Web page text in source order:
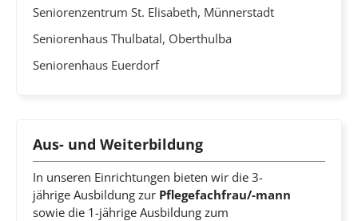
Seniorenzentrum St. Elisabeth, Münnerstadt
Seniorenhaus Thulbatal, Oberthulba
Seniorenhaus Euerdorf
Aus- und Weiterbildung
In unseren Einrichtungen bieten wir die 3-
jährige Ausbildung zur Pflegefachfrau/-mann
sowie die 1-jährige Ausbildung zum